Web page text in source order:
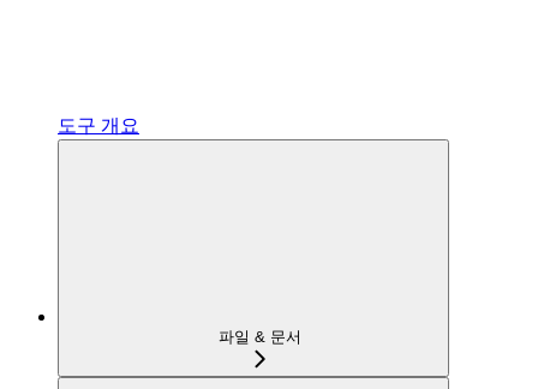
도구 개요
파일 & 문서